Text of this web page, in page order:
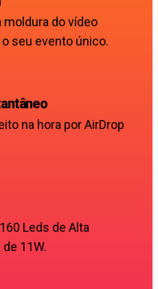
do vídeo
seu evento único.
na hora por AirDrop
Leds de Alta
11W.